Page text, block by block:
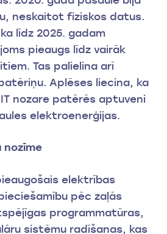
neskaitot fiziskos datus.
līdz 2025. gadam
pieaugs līdz vairāk
Tas palielina arī
Aplēses liecina, ka
nozare patērēs aptuveni
elektroenerģijas.
nozīme
elektrības
pēc zaļās
programmatūras,
sistēmu radīšanas, kas